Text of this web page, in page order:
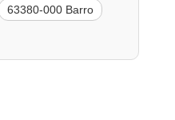
63380-000 Barro